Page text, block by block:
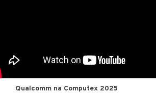
Qualcomm na Computex 2025